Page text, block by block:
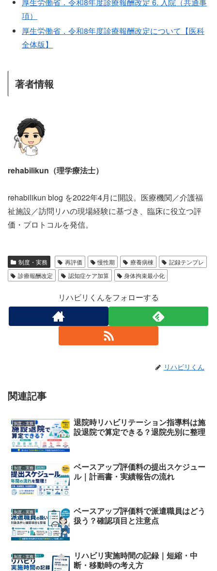
項）
厚生労働省．令和8年度診療報酬改定について【医科
全体版】
著者情報
rehabilikun（理学療法士）
rehabilikun blog を2022年4月に開設。医療機関／介護福
祉施設／訪問リハの現場経験に基づき、臨床に役立つ評
価・プロトコルを発信。
制度・実務 再評価 慢性期 療養病棟
記録テンプレ
診療報酬改定
認知症ケア加算 身体拘束最小化
リハビリくんをフォローする
リハビリくん
関連記事
制度・実務
退院時リハビリテーション指導料は施
設退院で算定できる？退院先別に整理
制度・実務
ベースアップ評価料の提出スケジュー
ル｜計画書・実績報告の流れ
制度・実務
ベースアップ評価料で派遣職員はどう
扱う？確認項目と注意点
制度・実務
リハビリ実施時間の記録｜短縮・中
断・移動時の考え方